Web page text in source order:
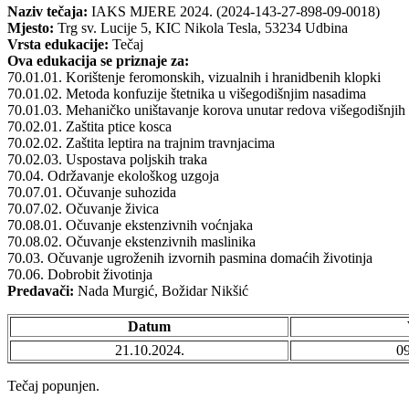
Naziv tečaja: IAKS MJERE 2024. (2024-143-27-898-09-0018)
Mjesto: Trg sv. Lucije 5, KIC Nikola Tesla, 53234 Udbina
Vrsta edukacije: Tečaj
Ova edukacija se priznaje za:
70.01.01. Korištenje feromonskih, vizualnih i hranidbenih klopki
70.01.02. Metoda konfuzije štetnika u višegodišnjim nasadima
70.01.03. Mehaničko uništavanje korova unutar redova višegodišnjih
70.02.01. Zaštita ptice kosca
70.02.02. Zaštita leptira na trajnim travnjacima
70.02.03. Uspostava poljskih traka
70.04. Održavanje ekološkog uzgoja
70.07.01. Očuvanje suhozida
70.07.02. Očuvanje živica
70.08.01. Očuvanje ekstenzivnih voćnjaka
70.08.02. Očuvanje ekstenzivnih maslinika
70.03. Očuvanje ugroženih izvornih pasmina domaćih životinja
70.06. Dobrobit životinja
Predavači: Nada Murgić, Božidar Nikšić
Datum
21.10.2024.
Tečaj popunjen.